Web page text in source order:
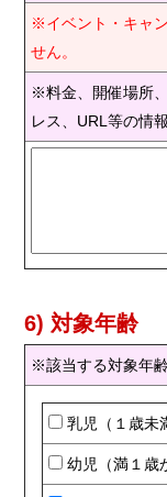
※イベント・キャ
せん。
※料金、開催場所
レス、URL等の情
6) 対象年齢
※該当する対象年
乳児（１歳未
幼児（満１歳